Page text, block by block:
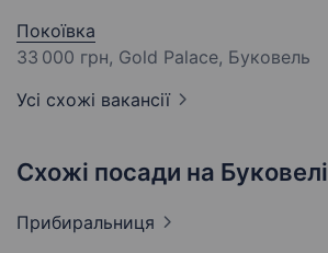
Покоївка
33 000 грн, Gold Palace, Буковель
Усі схожі вакансії
Схожі посади на Буковелі
Прибиральниця